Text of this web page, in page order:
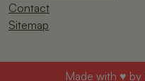
Contact
Sitemap
Made with ♥ by